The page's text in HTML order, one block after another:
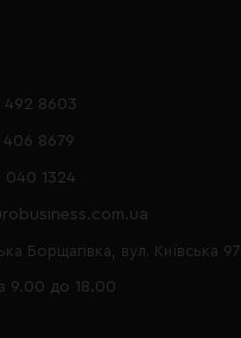
492 8603
406 8679
040 1324
Борщагівка, вул. Київська 97
9.00 до 18.00